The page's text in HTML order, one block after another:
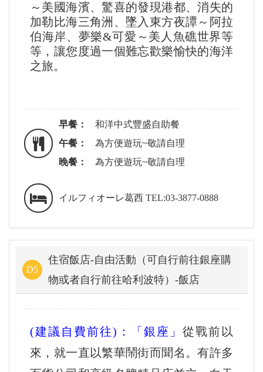
～美國海濱、驚喜的發現港都、消失的
加勒比海三角洲、墜入東方夜譚～阿拉
伯海岸、夢樂&可愛～美人魚礁世界等
等，讓您度過一個難忘歡樂愉快的海洋
之旅。
早餐：
和洋中式豐盛自助餐
午餐：
為方便遊玩~敬請自理
晚餐：
為方便遊玩~敬請自理
イルフィオーレ葛西 TEL:03-3877-0888
D5
住宿飯店-自由活動（可自行前往銀座購
物或者自行前往哈利波特）-飯店
(建議自費前往)：「銀座」 從戰前以
來，就一直以繁華鬧街而聞名。有許多